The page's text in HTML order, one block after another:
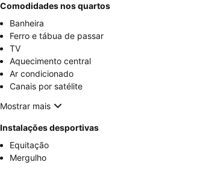
Comodidades nos quartos
Banheira
Ferro e tábua de passar
TV
Aquecimento central
Ar condicionado
Canais por satélite
Mostrar mais
Instalações desportivas
Equitação
Mergulho